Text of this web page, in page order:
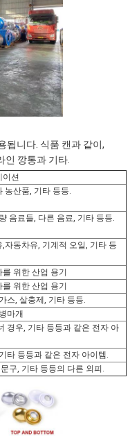
됩니다. 식품 캔과 같이,
인 깡통과 기타.
이션
농산품, 기타 등등.
음료들, 다른 음료, 기타 등등.
,자동차유, 기계적 오일, 기타 등
위한 산업 용기
위한 산업 용기
스, 살충제, 기타 등등.
마개
경우, 기타 등등과 같은 전자 아
타 등등과 같은 전자 아이템.
구, 기타 등등의 다른 외피.